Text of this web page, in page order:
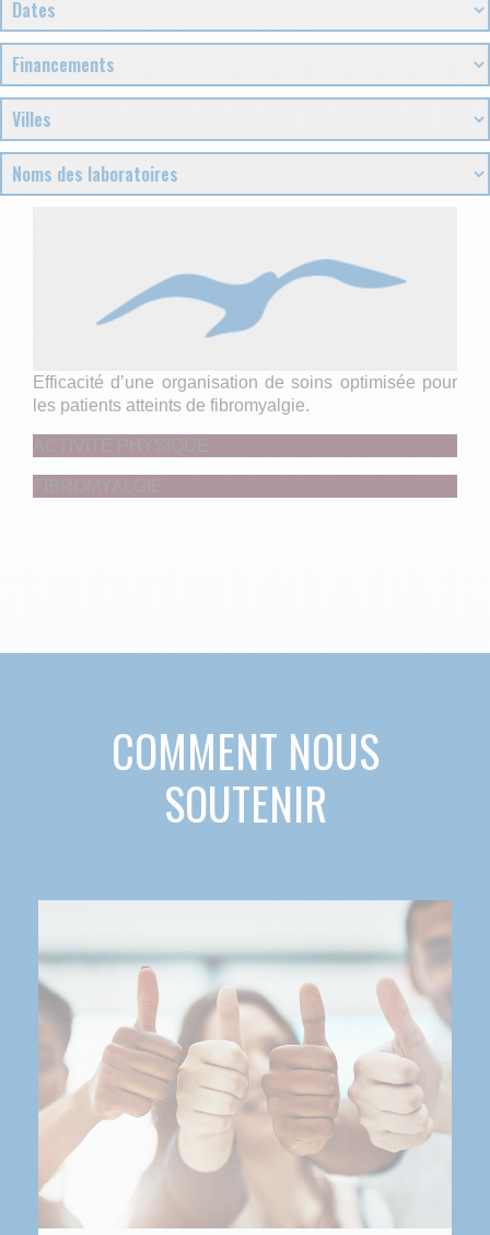
Efficacité d’une organisation de soins optimisée pour
les patients atteints de fibromyalgie.
COMMENT NOUS
SOUTENIR